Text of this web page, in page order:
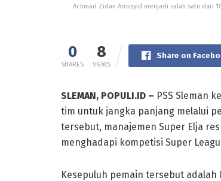
Achmad Zidan Arrosyid menjadi salah satu dari
0
SHARES
8
VIEWS
Share on
SLEMAN, POPULI.ID – PSS Sleman
tim untuk jangka panjang melalui
tersebut, manajemen Super Elja
menghadapi kompetisi Super
Kesepuluh pemain tersebut adalah